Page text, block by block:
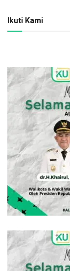
Ikuti Kami